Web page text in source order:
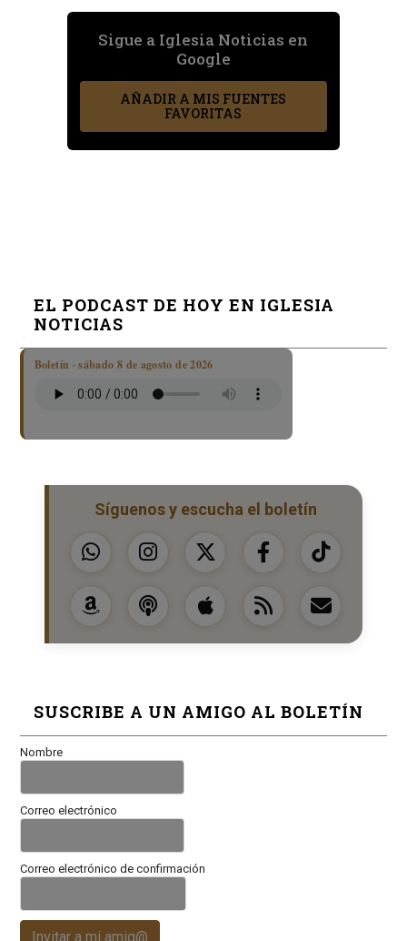
Sigue a Iglesia Noticias en
Google
AÑADIR A MIS FUENTES
FAVORITAS
EL PODCAST DE HOY EN IGLESIA
NOTICIAS
Boletín · sábado 8 de agosto de 2026
Síguenos y escucha el boletín
SUSCRIBE A UN AMIGO AL BOLETÍN
Nombre
Correo electrónico
Correo electrónico de confirmación
Invitar a mi amig@